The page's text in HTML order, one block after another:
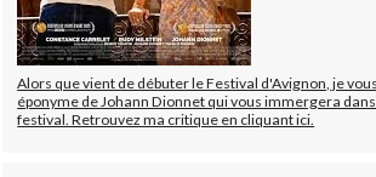
Alors que vient de débuter le Festival d'Avignon, je
éponyme de Johann Dionnet qui vous immergera
festival. Retrouvez ma critique en cliquant ici.